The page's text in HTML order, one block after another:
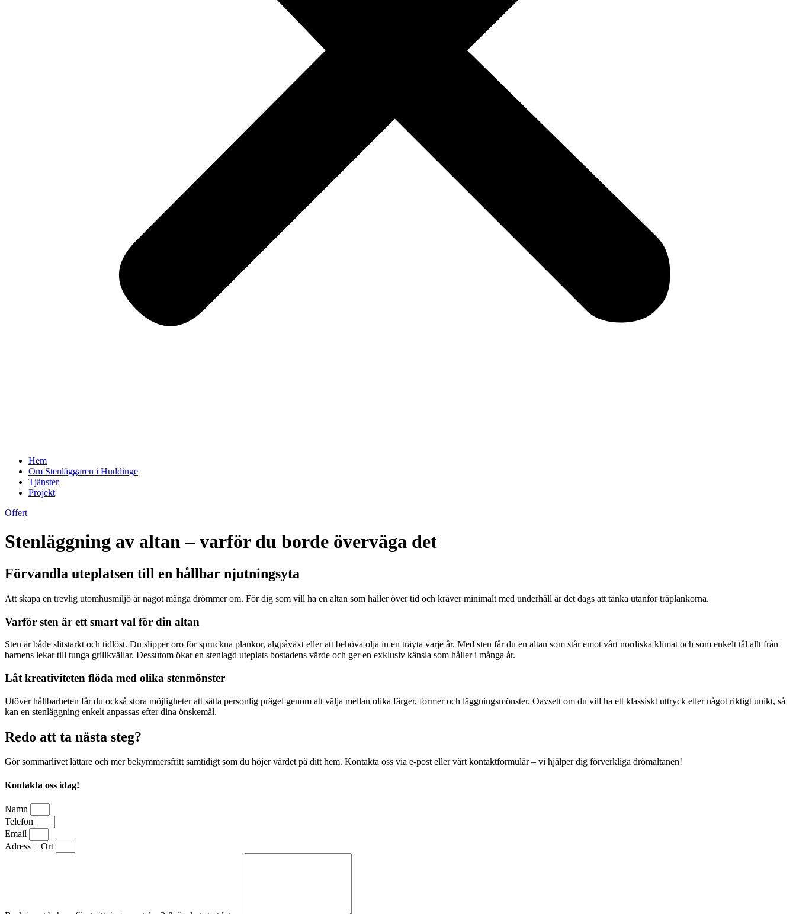
Hem
Om Stenläggaren i Huddinge
Tjänster
Projekt
Offert
Stenläggning av altan – varför du borde överväga det
Förvandla uteplatsen till en hållbar njutningsyta
Att skapa en trevlig utomhusmiljö är något många drömmer om. För dig som vill ha en altan som håller över tid och kräver minimalt med underhåll är det dags att tänka utanför träplankorna.
Varför sten är ett smart val för din altan
Sten är både slitstarkt och tidlöst. Du slipper oro för spruckna plankor, algpåväxt eller att behöva olja in en träyta varje år. Med sten får du en altan som står emot vårt nordiska klimat och som enkelt tål allt från
barnens lekar till tunga grillkvällar. Dessutom ökar en stenlagd uteplats bostadens värde och ger en exklusiv känsla som håller i många år.
Låt kreativiteten flöda med olika stenmönster
Utöver hållbarheten får du också stora möjligheter att sätta personlig prägel genom att välja mellan olika färger, former och läggningsmönster. Oavsett om du vill ha ett klassiskt uttryck eller något riktigt unikt, så
kan en stenläggning enkelt anpassas efter dina önskemål.
Redo att ta nästa steg?
Gör sommarlivet lättare och mer bekymmersfritt samtidigt som du höjer värdet på ditt hem. Kontakta oss via e-post eller vårt kontaktformulär – vi hjälper dig förverkliga drömaltanen!
Kontakta oss idag!
Namn
Telefon
Email
Adress + Ort